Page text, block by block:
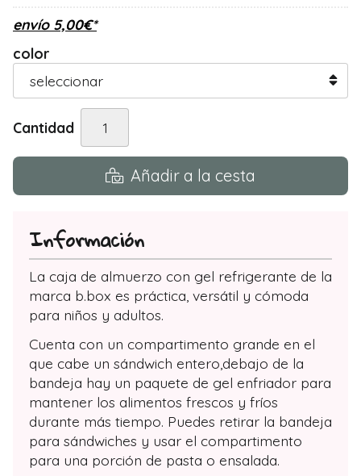
envío 5,00€*
color
Cantidad
Añadir a la cesta
Información
La caja de almuerzo con gel refrigerante de la
marca b.box es práctica, versátil y cómoda
para niños y adultos.
Cuenta con un compartimento grande en el
que cabe un sándwich entero,debajo de la
bandeja hay un paquete de gel enfriador para
mantener los alimentos frescos y fríos
durante más tiempo. Puedes retirar la bandeja
para sándwiches y usar el compartimento
para una porción de pasta o ensalada.